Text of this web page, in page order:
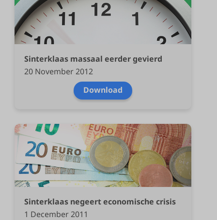
Sinterklaas massaal eerder gevierd
20 November 2012
Download
Sinterklaas negeert economische crisis
1 December 2011